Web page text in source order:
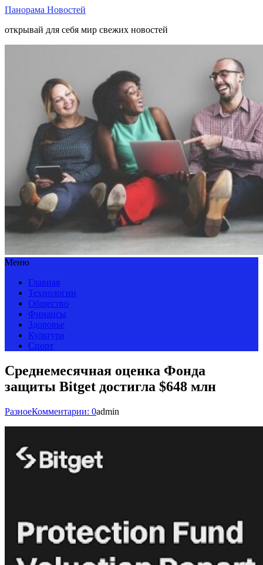
Панорама Новостей
открывай для себя мир свежих новостей
Меню
Главная
Технологии
Общество
Финансы
Здоровье
Культура
Спорт
Среднемесячная оценка Фонда
защиты Bitget достигла $648 млн
РазноеКомментарии: 0admin